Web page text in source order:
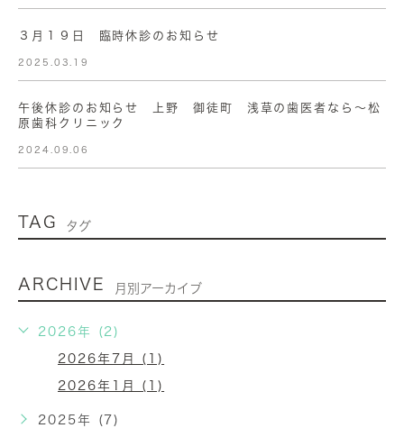
３月１９日 臨時休診のお知らせ
2025.03.19
午後休診のお知らせ 上野 御徒町 浅草の歯医者なら〜松
原歯科クリニック
2024.09.06
TAG タグ
ARCHIVE 月別アーカイブ
2026年 (2)
2026年7月 (1)
2026年1月 (1)
2025年 (7)